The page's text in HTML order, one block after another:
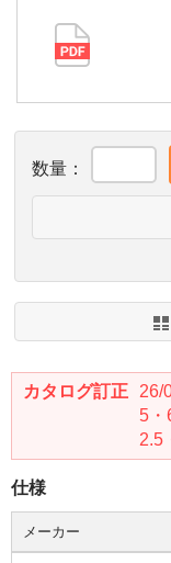
数量：
カタログ訂正
26/
5・
2.5
仕様
メーカー